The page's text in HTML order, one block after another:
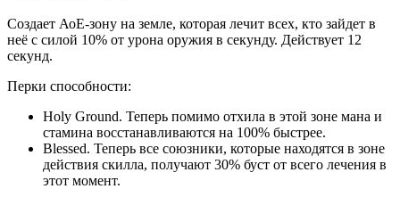
Создает АоЕ-зону на земле, которая лечит всех, кто зайдет в
неё с силой 10% от урона оружия в секунду. Действует 12
секунд.
Перки способности:
Holy Ground. Теперь помимо отхила в этой зоне мана и
стамина восстанавливаются на 100% быстрее.
Blessed. Теперь все союзники, которые находятся в зоне
действия скилла, получают 30% буст от всего лечения в
этот момент.